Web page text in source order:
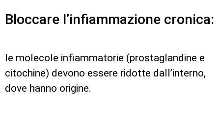
Bloccare l’infiammazione cronica:
le molecole infiammatorie (prostaglandine e
citochine) devono essere ridotte dall’interno,
dove hanno origine.